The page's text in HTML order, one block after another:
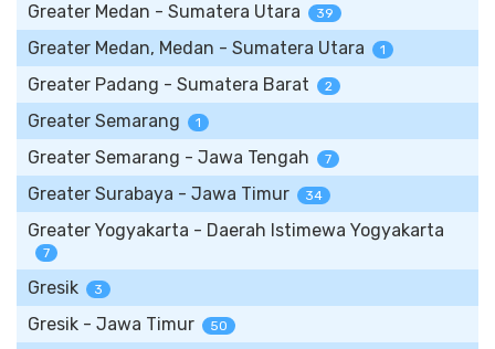
Greater Medan - Sumatera Utara 39
Greater Medan, Medan - Sumatera Utara 1
Greater Padang - Sumatera Barat 2
Greater Semarang 1
Greater Semarang - Jawa Tengah 7
Greater Surabaya - Jawa Timur 34
Greater Yogyakarta - Daerah Istimewa Yogyakarta
7
Gresik 3
Gresik - Jawa Timur 50